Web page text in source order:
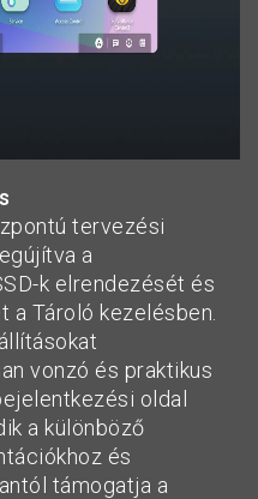
tervezési
a
k elrendezését és
Tároló kezelésben.
vonzó és praktikus
oldal
a különböző
és
támogatja a